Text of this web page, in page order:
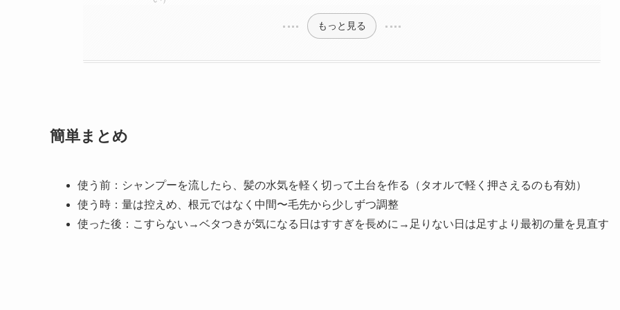
もっと見る
簡単まとめ
使う前：シャンプーを流したら、髪の水気を軽く切って土台を作る（タオルで軽く押さえるのも有効）
使う時：量は控えめ、根元ではなく中間〜毛先から少しずつ調整
使った後：こすらない→ベタつきが気になる日はすすぎを長めに→足りない日は足すより最初の量を見直す